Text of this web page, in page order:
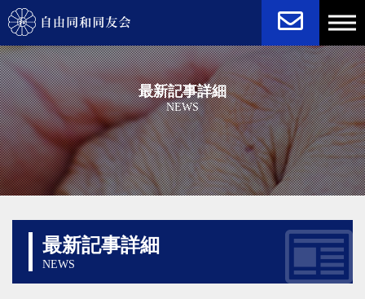
最新記事詳細
NEWS
最新記事詳細
NEWS
STATUTE